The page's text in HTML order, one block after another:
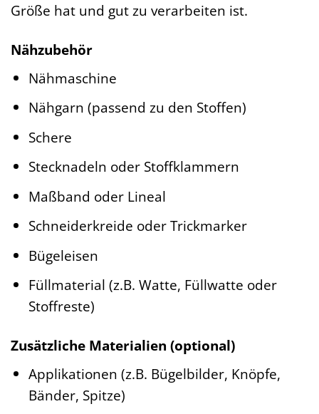
Größe hat und gut zu verarbeiten ist.
Nähzubehör
Nähmaschine
Nähgarn (passend zu den Stoffen)
Schere
Stecknadeln oder Stoffklammern
Maßband oder Lineal
Schneiderkreide oder Trickmarker
Bügeleisen
Füllmaterial (z.B. Watte, Füllwatte oder
Stoffreste)
Zusätzliche Materialien (optional)
Applikationen (z.B. Bügelbilder, Knöpfe,
Bänder, Spitze)